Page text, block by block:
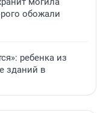
обожали
ребенка из
зданий в